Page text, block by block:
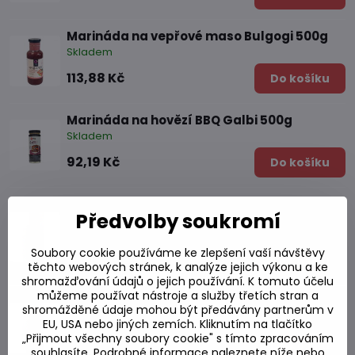
Marináda na vepřové maso Bulgogi 500g
Skladem
113,88 Kč Do košíku
Marináda na hovězí BBQ Galbi 500g
Skladem
92,19 Kč Do košíku
250ml
126,36 Kč Do košíku
Marináda Teriyaki Kikkoman 250 ml
Skladem
134,49 Kč Do košíku
Předvolby soukromí
Soubory cookie používáme ke zlepšení vaší návštěvy
těchto webových stránek, k analýze jejich výkonu a ke
shromažďování údajů o jejich používání. K tomuto účelu
můžeme používat nástroje a služby třetích stran a
shromážděné údaje mohou být předávány partnerům v
EU, USA nebo jiných zemích. Kliknutím na tlačítko
„Přijmout všechny soubory cookie" s tímto zpracováním